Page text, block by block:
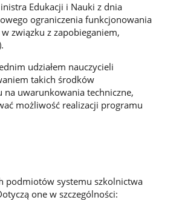
Edukacji i Nauki z dnia
ograniczenia funkcjonowania
związku z zapobieganiem,
udziałem nauczycieli
takich środków
na uwarunkowania techniczne,
możliwość realizacji programu
podmiotów systemu szkolnictwa
one w szczególności: